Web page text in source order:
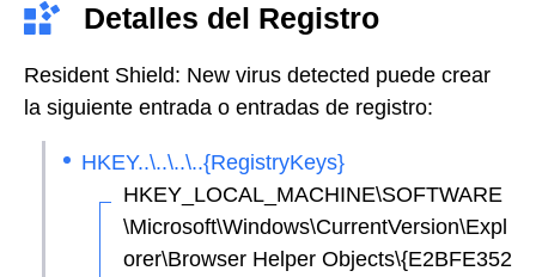
Detalles del Registro
Resident Shield: New virus detected puede crear
la siguiente entrada o entradas de registro:
HKEY..\..\..\..{RegistryKeys}
HKEY_LOCAL_MACHINE\SOFTWARE
\Microsoft\Windows\CurrentVersion\Expl
orer\Browser Helper Objects\{E2BFE352